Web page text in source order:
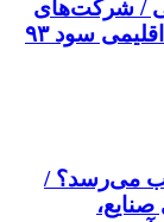
/ شرکت‌های
بزرگ نفتی در میانه جنگ و بحران اقلیمی سود ۹۳
مترمکعب می‌رسد؟ /